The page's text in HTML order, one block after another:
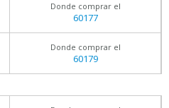
Donde comprar el
60177
Donde comprar el
60179